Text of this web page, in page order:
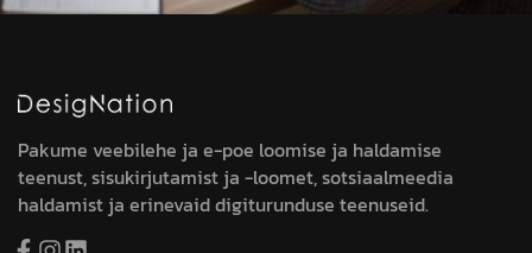
Pakume veebilehe ja e-poe loomise ja haldamise
teenust, sisukirjutamist ja -loomet, sotsiaalmeedia
haldamist ja erinevaid digiturunduse teenuseid.